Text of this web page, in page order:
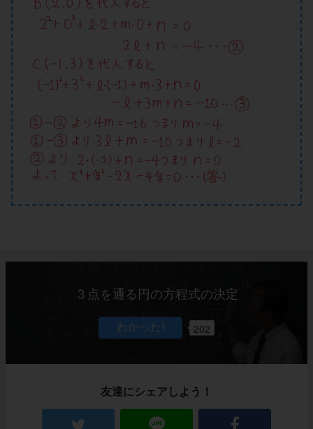
３点を通る円の方程式の決定
202
友達にシェアしよう！